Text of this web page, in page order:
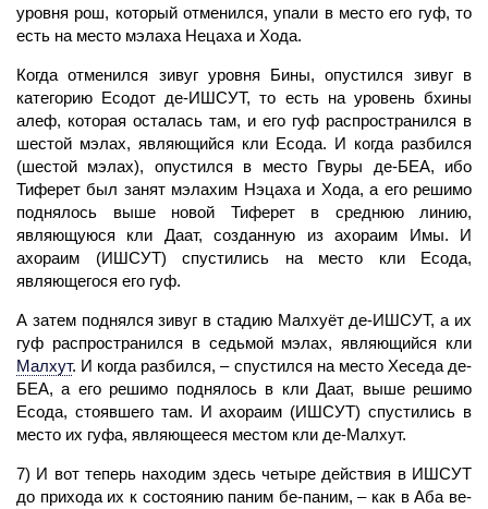
уровня рош, который отменился, упали в место его гуф, то
есть на место мэлаха Нецаха и Хода.
Когда отменился зивуг уровня Бины, опустился зивуг в
категорию Есодот де-ИШСУТ, то есть на уровень бхины
алеф, которая осталась там, и его гуф распространился в
шестой мэлах, являющийся кли Есода. И когда разбился
(шестой мэлах), опустился в место Гвуры де-БЕА, ибо
Тиферет был занят мэлахим Нэцаха и Хода, а егорешимо
поднялось выше новой Тиферет в среднюю линию,
являющуюся кли Даат, созданную из ахораим Имы. И
ахораим (ИШСУТ) спустились на место кли Есода,
являющегося его гуф.
А затем поднялся зивуг в стадию Малхуёт де-ИШСУТ, а их
гуф распространился в седьмой мэлах, являющийся кли
Малхут. И когда разбился, – спустился на место Хеседа де-
БЕА, а егорешимо поднялось в кли Даат, выше решимо
Есода, стоявшего там. И ахораим (ИШСУТ) спустились в
место их гуфа, являющееся местом кли де-Малхут.
7) И вот теперь находим здесь четыре действия в ИШСУТ
до прихода их к состоянию паним бе-паним, – как вАба ве-